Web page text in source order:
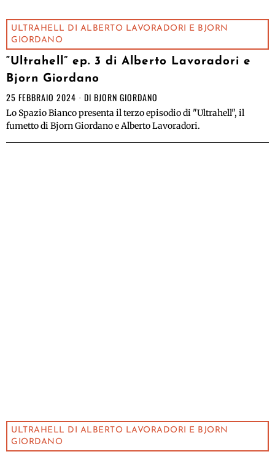
ULTRAHELL DI ALBERTO LAVORADORI E BJORN
GIORDANO
“Ultrahell” ep. 3 di Alberto Lavoradori e
Bjorn Giordano
25 FEBBRAIO 2024 DI BJORN GIORDANO
Lo Spazio Bianco presenta il terzo episodio di "Ultrahell", il
fumetto di Bjorn Giordano e Alberto Lavoradori.
ULTRAHELL DI ALBERTO LAVORADORI E BJORN
GIORDANO